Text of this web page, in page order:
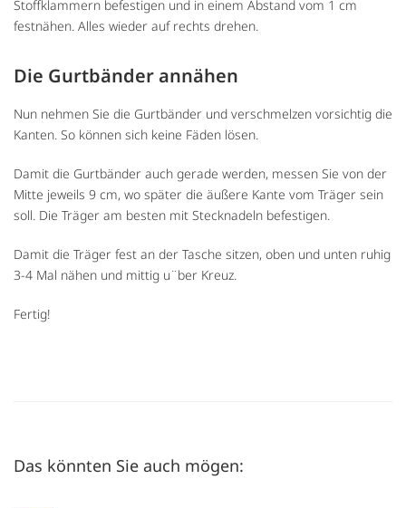
Stoffklammern befestigen und in einem Abstand vom 1 cm
festnähen. Alles wieder auf rechts drehen.
Die Gurtbänder annähen
Nun nehmen Sie die Gurtbänder und verschmelzen vorsichtig die
Kanten. So können sich keine Fäden lösen.
Damit die Gurtbänder auch gerade werden, messen Sie von der
Mitte jeweils 9 cm, wo später die äußere Kante vom Träger sein
soll. Die Träger am besten mit Stecknadeln befestigen.
Damit die Träger fest an der Tasche sitzen, oben und unten ruhig
3-4 Mal nähen und mittig u¨ber Kreuz.
Fertig!
Das könnten Sie auch mögen: